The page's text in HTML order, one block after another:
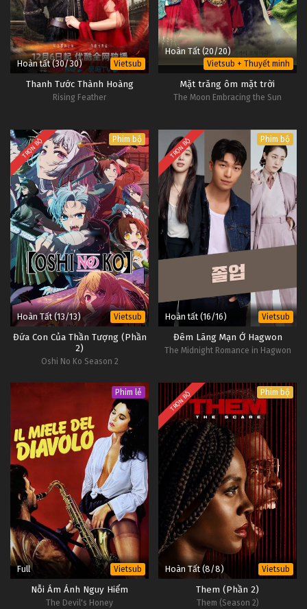
Hoàn tất (30/30) Vietsub
Thanh Tước Thành Hoàng
Rising Feather
Hoàn Tất (20/20)
Vietsub + Thuyết minh
Mặt trăng ôm mặt trời
The Moon Embracing the Sun
TRỌN BỘ Phim bộ
Hoàn Tất (13/13) Vietsub
Đứa Con Của Thần Tượng (Phần
2)
Oshi No Ko Season 2
TRỌN BỘ Phim bộ
Hoàn tất (16/16) Vietsub
Đêm Lãng Mạn Ở Hagwon
The Midnight Romance in Hagwon
Phim lẻ
Full Vietsub
Nỗi Ám Ảnh Nguy Hiểm
The Devil's Honey
TRỌN BỘ Phim bộ
Hoàn Tất (8/8) Vietsub
Them (Phần 2)
Them (Season 2)